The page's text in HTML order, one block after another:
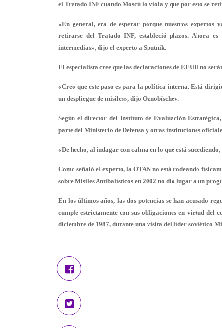
el Tratado INF cuando Moscú lo viola y que por esto se
«En general, era de esperar porque nuestros expertos
retirarse del Tratado INF, estableció plazos. Ahora
intermedias», dijo el experto a Sputnik.
El especialista cree que las declaraciones de EEUU no
«Creo que este paso es para la política interna. Está
un despliegue de misiles», dijo Oznobíschev.
Según el director del Instituto de Evaluación
parte del Ministerio de Defensa y otras instituciones
«De hecho, al indagar con calma en lo que está
Como señaló el experto, la OTAN no está rodeando
sobre Misiles Antibalísticos en 2002 no dio lugar a un
En los últimos años, las dos potencias se han acusado
cumple estrictamente con sus obligaciones en virtud del
diciembre de 1987, durante una visita del líder soviético